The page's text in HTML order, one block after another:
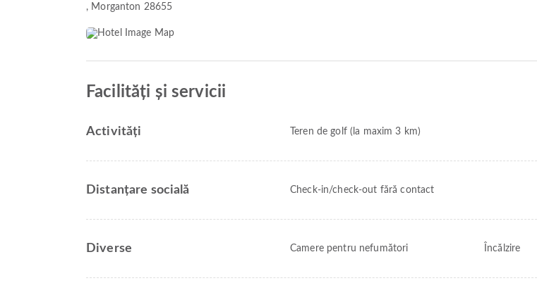
, Morganton 28655
Facilități și servicii
Activități Teren de golf (la maxim 3 km)
Distanțare socială Check-in/check-out fără contact
Diverse Camere pentru nefumători Încălzire